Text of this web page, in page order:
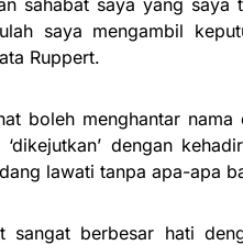
sahabat saya yang saya
saya mengambil
Ruppert.
boleh menghantar nama
dengan
lawati tanpa apa-apa
sangat berbesar hati